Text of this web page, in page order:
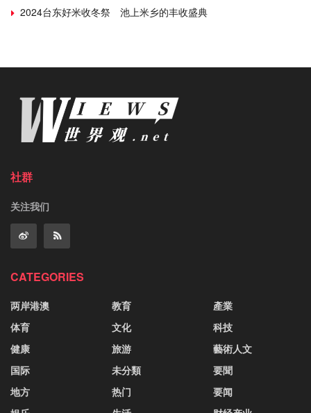
2024台东好米收冬祭 池上米乡的丰收盛典
社群
关注我们
CATEGORIES
两岸港澳
体育
健康
国际
地方
教育
文化
旅游
未分類
热门
產業
科技
藝術人文
要聞
要闻